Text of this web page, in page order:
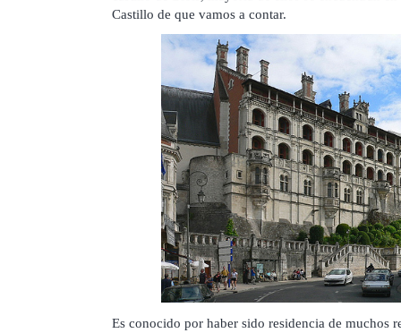
Castillo de que vamos a contar.
Es conocido por haber sido residencia de muchos